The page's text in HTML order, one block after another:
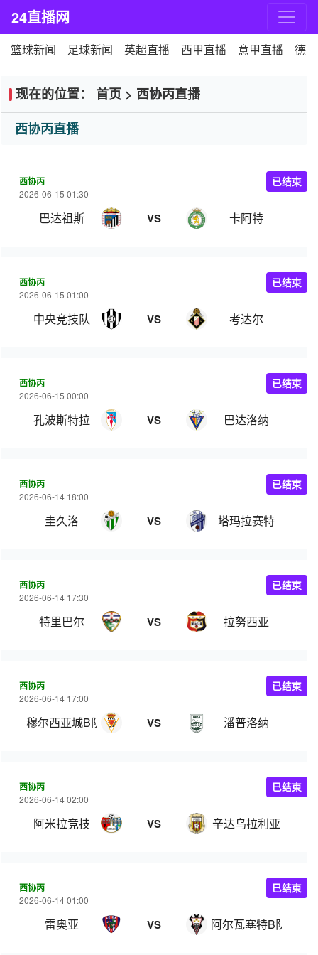
24直播网
篮球新闻 足球新闻 英超直播 西甲直播 意甲直播 德
现在的位置： 首页 > 西协丙直播
西协丙直播
西协丙
2026-06-15 01:30
巴达祖斯 VS 卡阿特
已结束
西协丙
2026-06-15 01:00
中央竞技队 VS 考达尔
已结束
西协丙
2026-06-15 00:00
孔波斯特拉 VS 巴达洛纳
已结束
西协丙
2026-06-14 18:00
圭久洛 VS 塔玛拉赛特
已结束
西协丙
2026-06-14 17:30
特里巴尔 VS 拉努西亚
已结束
西协丙
2026-06-14 17:00
穆尔西亚城B队 VS 潘普洛纳
已结束
西协丙
2026-06-14 02:00
阿米拉竞技 VS 辛达乌拉利亚
已结束
西协丙
2026-06-14 01:00
雷奥亚 VS 阿尔瓦塞特B队
已结束